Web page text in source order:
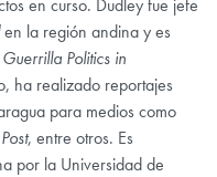
en la región andina y es
Politics in
ha realizado reportajes
para medios como
, entre otros. Es
por la Universidad de